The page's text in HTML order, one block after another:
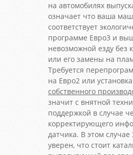
на автомобилях
означает что ваша
соответствует
программе Евро3 и
невозможной езду без
или его замены на
Требуется
на Евро2 или
собственного
значит с внятной
поддержкой в случае
корректирующего
датчика. В этом случае
уверен, что стоит